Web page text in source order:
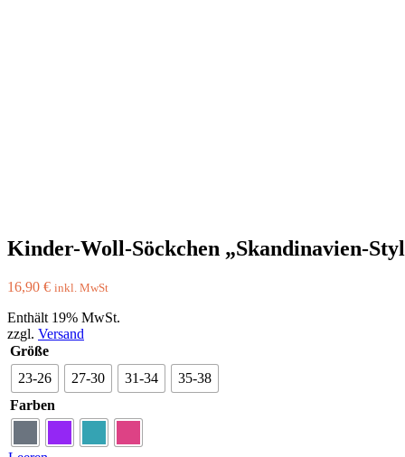
Kinder-Woll-Söckchen „Skandinavien-
16,90 € inkl. MwSt
Enthält 19% MwSt.
zzgl. Versand
Größe
23-26
27-30 31-34
35-38
Farben